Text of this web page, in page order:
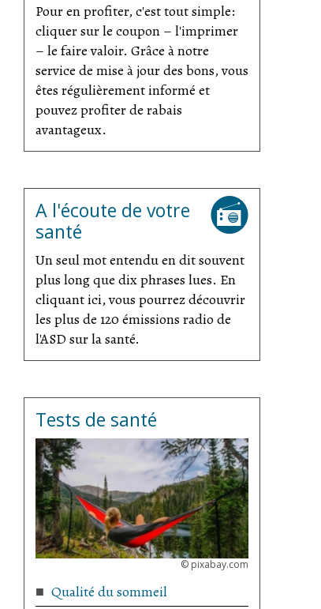
Pour en profiter, c'est tout simple:
cliquer sur le coupon – l'imprimer
– le faire valoir. Grâce à notre
service de mise à jour des bons, vous
êtes régulièrement informé et
pouvez profiter de rabais
avantageux.
A l'écoute de votre
santé
Un seul mot entendu en dit souvent
plus long que dix phrases lues. En
cliquant ici, vous pourrez découvrir
les plus de 120 émissions radio de
l'ASD sur la santé.
Tests de santé
© pixabay.com
Qualité du sommeil